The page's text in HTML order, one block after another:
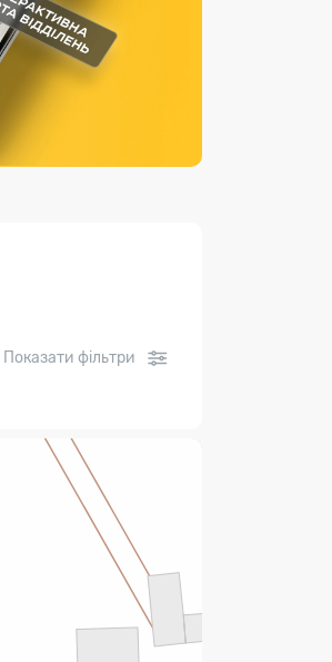
Маркет»
Показати фільтри